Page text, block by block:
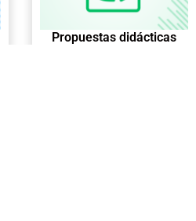
Propuestas didácticas